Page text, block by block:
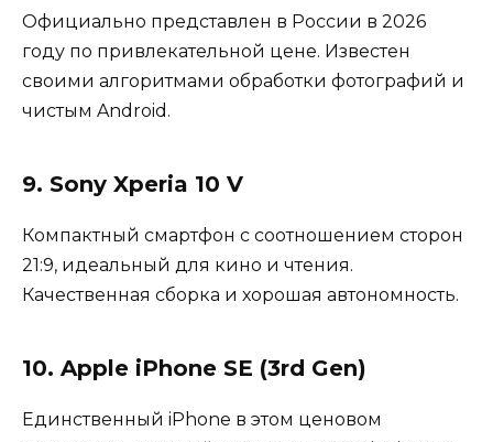
Официально представлен в России в 2026
году по привлекательной цене. Известен
своими алгоритмами обработки фотографий и
чистым Android.
9. Sony Xperia 10 V
Компактный смартфон с соотношением сторон
21:9, идеальный для кино и чтения.
Качественная сборка и хорошая автономность.
10. Apple iPhone SE (3rd Gen)
Единственный iPhone в этом ценовом